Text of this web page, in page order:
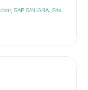
SAP S/4HANA, Sha